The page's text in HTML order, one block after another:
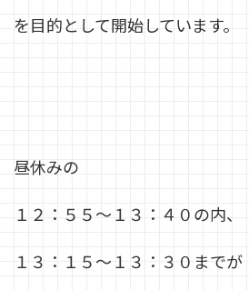
を目的として開始しています。
昼休みの
１２：５５～１３：４０の内、
１３：１５～１３：３０までが